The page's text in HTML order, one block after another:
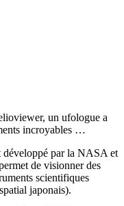
un ufologue a
incroyables …
par la NASA et
de visionner des
scientifiques
japonais).